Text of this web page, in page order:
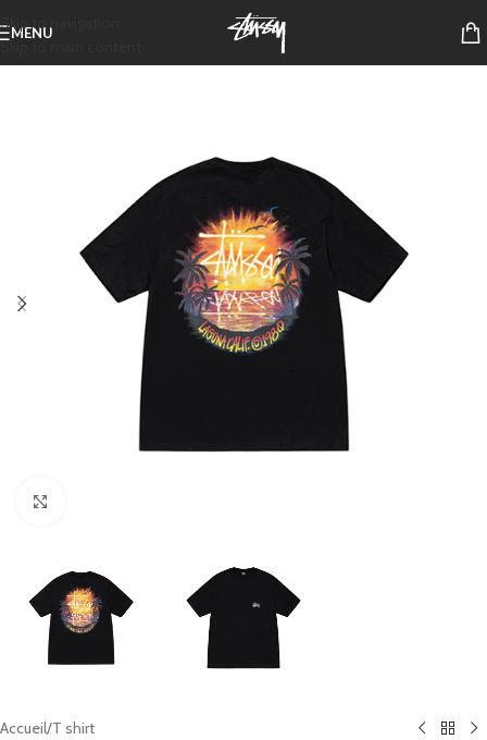
Skip to navigation
Skip to main content
MENU
Accueil/T shirt